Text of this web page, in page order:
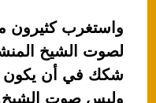
واستغرب كثيرون
لصوت الشيخ
شكك في أن يكون
وليس صوت